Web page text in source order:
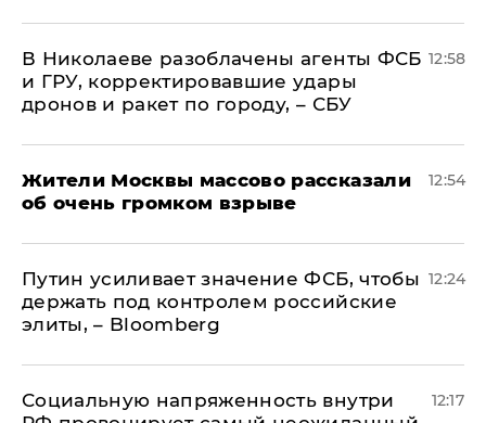
В Николаеве разоблачены агенты ФСБ
и ГРУ, корректировавшие удары
дронов и ракет по городу, – СБУ
12:58
Жители Москвы массово рассказали
об очень громком взрыве
12:54
Путин усиливает значение ФСБ, чтобы
держать под контролем российские
элиты, – Bloomberg
12:24
Социальную напряженность внутри
12:17